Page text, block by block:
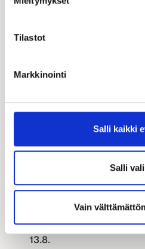
Tilastot
Markkinointi
Salli kaikki
Salli
Vain
Taloesittelyt
13.8.